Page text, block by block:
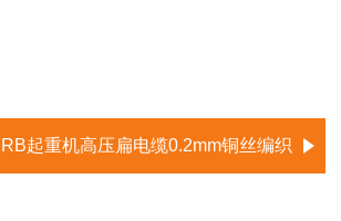
起重机高压扁电缆0.2mm铜丝编织